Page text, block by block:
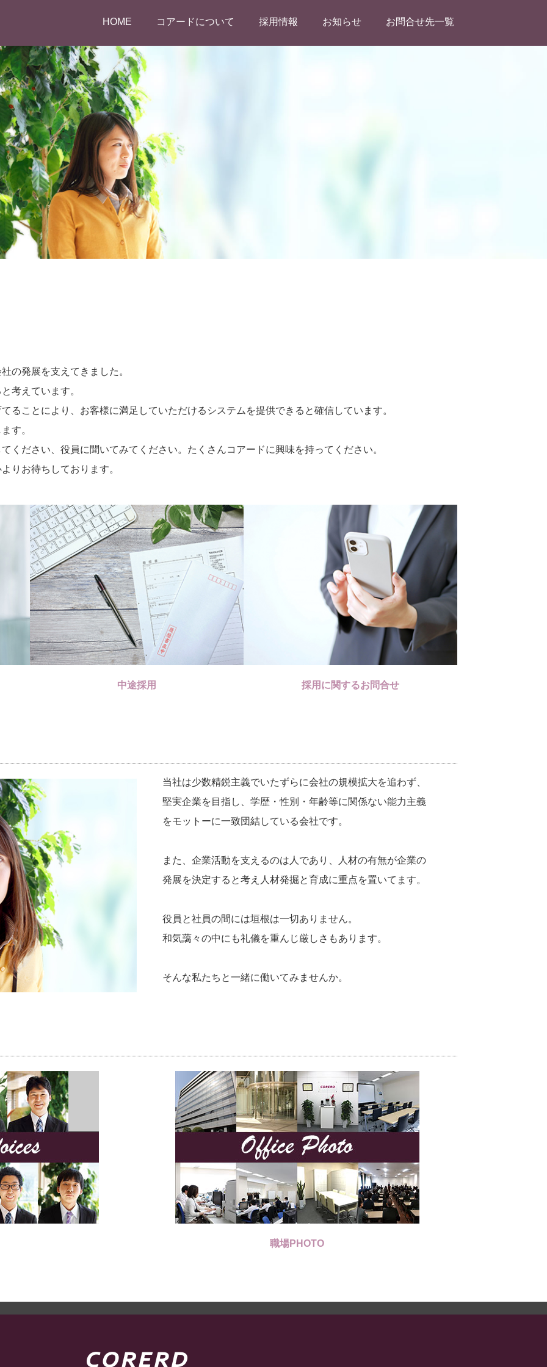
HOME コアードについて 採用情報 お知らせ お問合せ先一覧
の発展を支えてきました。
考えています。
ることにより、お客様に満足していただけるシステムを提供できると確信しています。
す。
ください、役員に聞いてみてください。たくさんコアードに興味を持ってください。
りお待ちしております。
中途採用 採用に関するお問合せ
当社は少数精鋭主義でいたずらに会社の規模拡大を追わず、
堅実企業を目指し、学歴・性別・年齢等に関係ない能力主義
をモットーに一致団結している会社です。
また、企業活動を支えるのは人であり、人材の有無が企業の
発展を決定すると考え人材発掘と育成に重点を置いてます。
役員と社員の間には垣根は一切ありません。
和気藹々の中にも礼儀を重んじ厳しさもあります。
そんな私たちと一緒に働いてみませんか。
職場PHOTO